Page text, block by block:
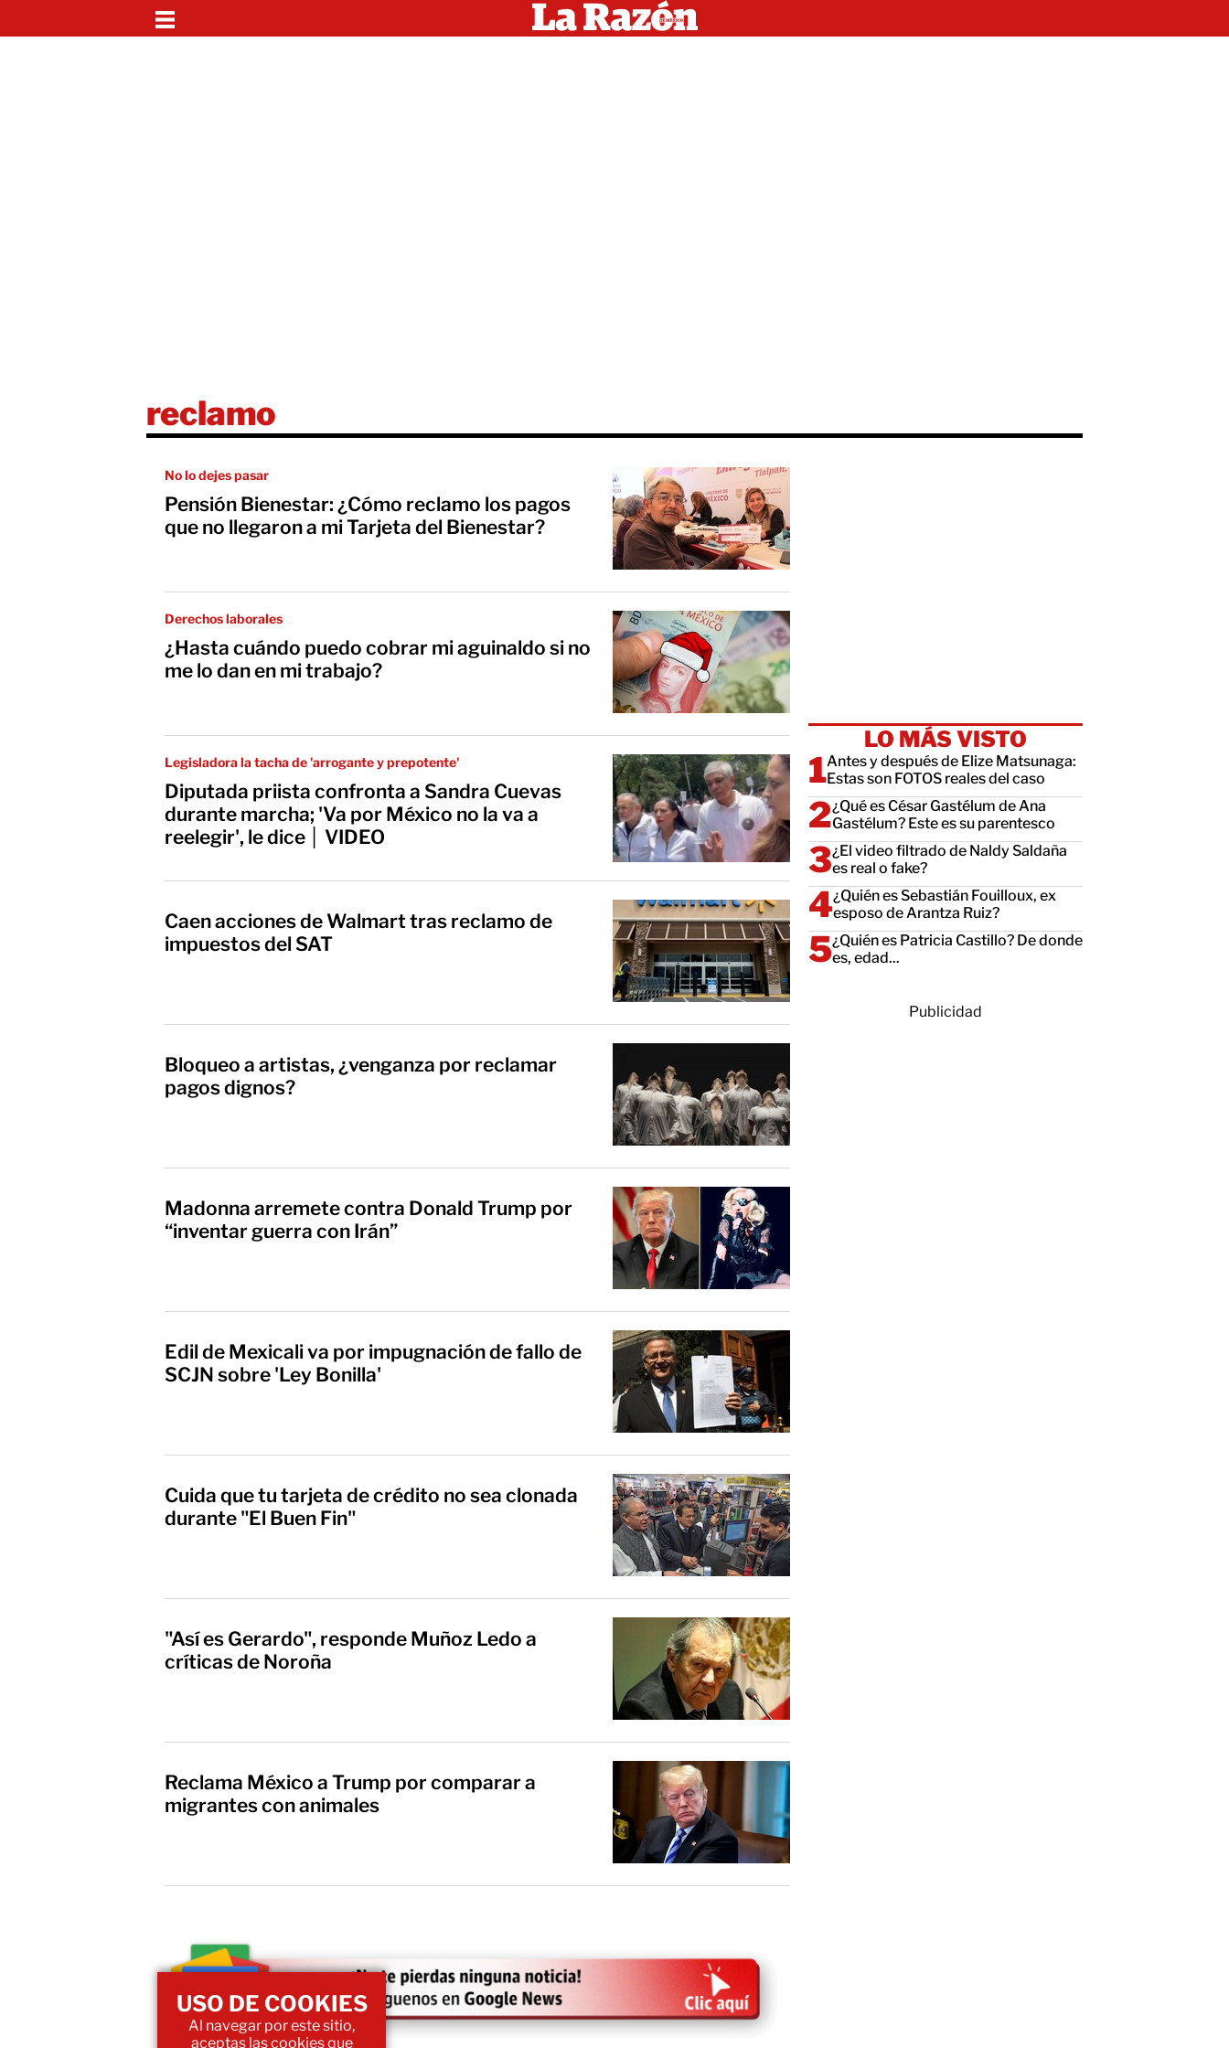
reclamo
No lo dejes pasar
Pensión Bienestar: ¿Cómo reclamo los pagos
que no llegaron a mi Tarjeta del Bienestar?
Derechos laborales
¿Hasta cuándo puedo cobrar mi aguinaldo si no
me lo dan en mi trabajo?
Legisladora la tacha de 'arrogante y prepotente'
Diputada priista confronta a Sandra Cuevas
durante marcha; 'Va por México no la va a
reelegir', le dice │ VIDEO
Caen acciones de Walmart tras reclamo de
impuestos del SAT
Bloqueo a artistas, ¿venganza por reclamar
pagos dignos?
Madonna arremete contra Donald Trump por
“inventar guerra con Irán”
Edil de Mexicali va por impugnación de fallo de
SCJN sobre 'Ley Bonilla'
Cuida que tu tarjeta de crédito no sea clonada
durante "El Buen Fin"
"Así es Gerardo", responde Muñoz Ledo a
críticas de Noroña
Reclama México a Trump por comparar a
migrantes con animales
LO MÁS VISTO
Antes y después de Elize Matsunaga:
Estas son FOTOS reales del caso
¿Qué es César Gastélum de Ana
Gastélum? Este es su parentesco
¿El video filtrado de Naldy Saldaña
es real o fake?
¿Quién es Sebastián Fouilloux, ex
esposo de Arantza Ruiz?
¿Quién es Patricia Castillo? De donde
es, edad...
Publicidad
USO DE COOKIES
Al navegar por este sitio,
aceptas las cookies que